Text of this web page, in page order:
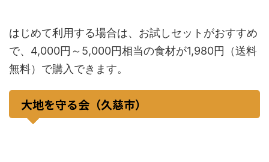
はじめて利用する場合は、お試しセットがおすすめ
で、4,000円～5,000円相当の食材が1,980円（送料
無料）で購入できます。
大地を守る会（久慈市）